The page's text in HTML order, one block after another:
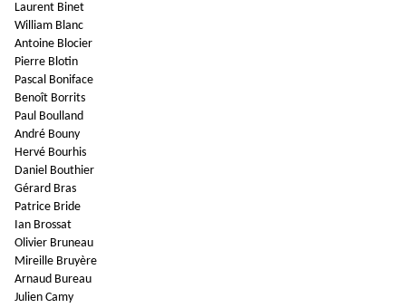
Laurent Binet
William Blanc
Antoine Blocier
Pierre Blotin
Pascal Boniface
Benoît Borrits
Paul Boulland
André Bouny
Hervé Bourhis
Daniel Bouthier
Gérard Bras
Patrice Bride
Ian Brossat
Olivier Bruneau
Mireille Bruyère
Arnaud Bureau
Julien Camy